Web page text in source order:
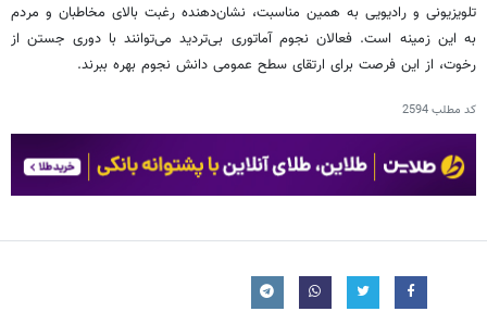
تلویزیونی و رادیویی به همین مناسبت، نشان‌دهنده رغبت بالای مخاطبان و مردم
به این زمینه است. فعالان نجوم آماتوری بی‌تردید می‌توانند با دوری جستن از
رخوت، از این فرصت برای ارتقای سطح عمومی دانش نجوم بهره ببرند.
کد مطلب2594